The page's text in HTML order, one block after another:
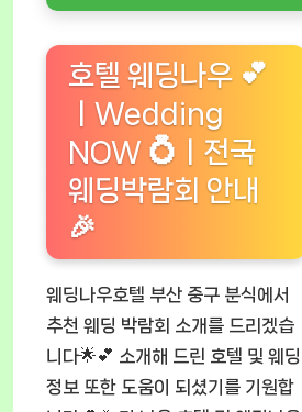
호텔 웨딩나우 💕
ㅣWedding
NOW 💍ㅣ전국
웨딩박람회 안내
🎉
웨딩나우호텔 부산 중구 분식에서
추천 웨딩 박람회 소개를 드리겠습
니다🌟💕 소개해 드린 호텔 및 웨딩
정보 또한 도움이 되셨기를 기원합